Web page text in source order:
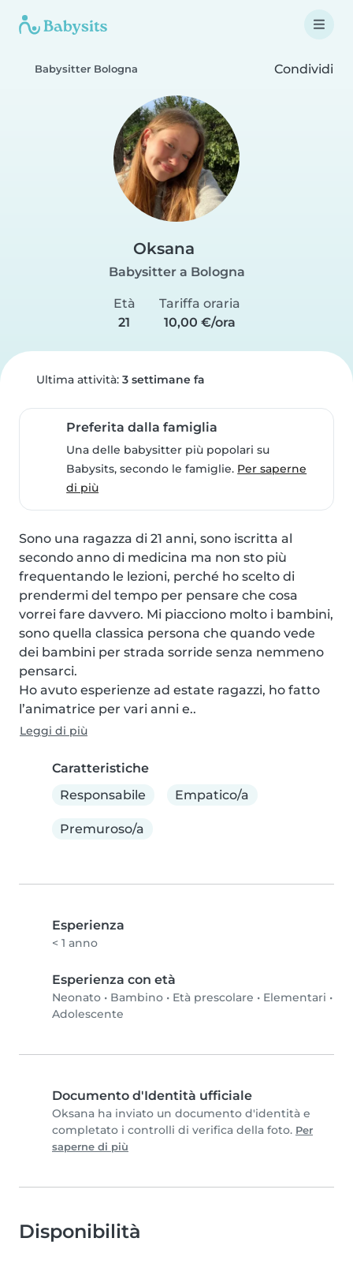
Babysitter Bologna Condividi
Oksana
Babysitter a Bologna
Età
21
Tariffa oraria
10,00 €/ora
Ultima attività: 3 settimane fa
Preferita dalla famiglia
Una delle babysitter più popolari su
Babysits, secondo le famiglie. Per saperne
di più
Sono una ragazza di 21 anni, sono iscritta al
secondo anno di medicina ma non sto più
frequentando le lezioni, perché ho scelto di
prendermi del tempo per pensare che cosa
vorrei fare davvero. Mi piacciono molto i bambini,
sono quella classica persona che quando vede
dei bambini per strada sorride senza nemmeno
pensarci.
Ho avuto esperienze ad estate ragazzi, ho fatto
l’animatrice per vari anni e..
Leggi di più
Caratteristiche
Responsabile
Empatico/a
Premuroso/a
Esperienza
< 1 anno
Esperienza con età
Neonato • Bambino • Età prescolare • Elementari •
Adolescente
Documento d'Identità ufficiale
Oksana ha inviato un documento d'identità e
completato i controlli di verifica della foto. Per
saperne di più
Disponibilità